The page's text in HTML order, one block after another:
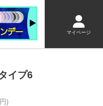
マイページ
イプ6
)